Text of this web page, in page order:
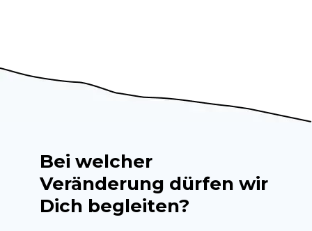
Bei welcher
Veränderung dürfen wir
Dich begleiten?